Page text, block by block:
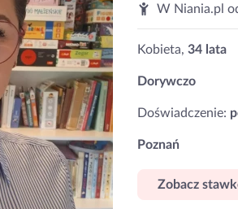
W Niania.pl
Kobieta, 34 lata
Dorywczo
Doświadczenie:
Poznań
Zobacz